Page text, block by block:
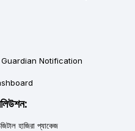
Notification
হাজিরা প্যাকেজ